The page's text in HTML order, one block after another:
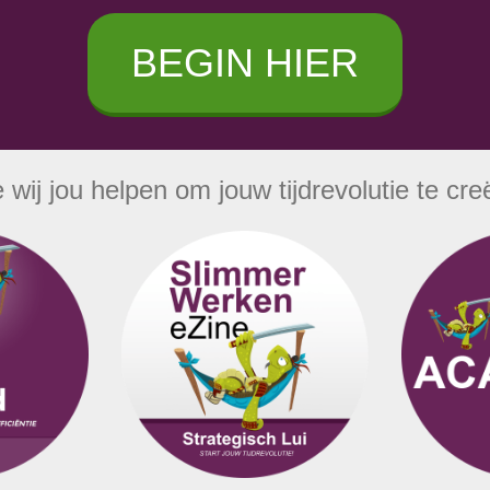
BEGIN HIER
wij jou helpen om jouw tijdrevolutie te